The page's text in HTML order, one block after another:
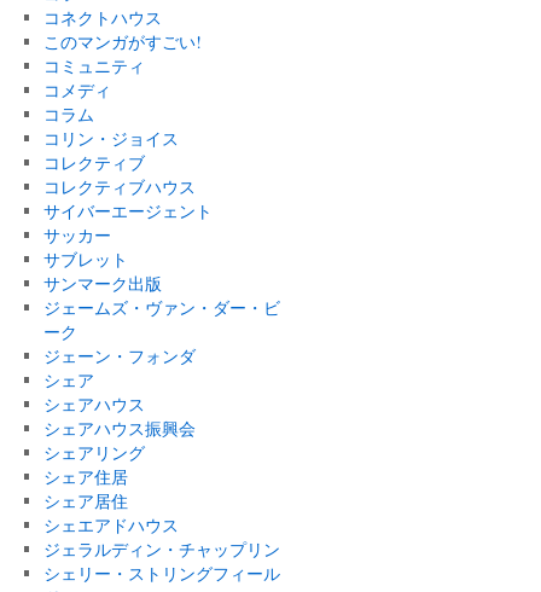
コネクトハウス
このマンガがすごい!
コミュニティ
コメディ
コラム
コリン・ジョイス
コレクティブ
コレクティブハウス
サイバーエージェント
サッカー
サブレット
サンマーク出版
ジェームズ・ヴァン・ダー・ビ
ーク
ジェーン・フォンダ
シェア
シェアハウス
シェアハウス振興会
シェアリング
シェア住居
シェア居住
シェエアドハウス
ジェラルディン・チャップリン
シェリー・ストリングフィール